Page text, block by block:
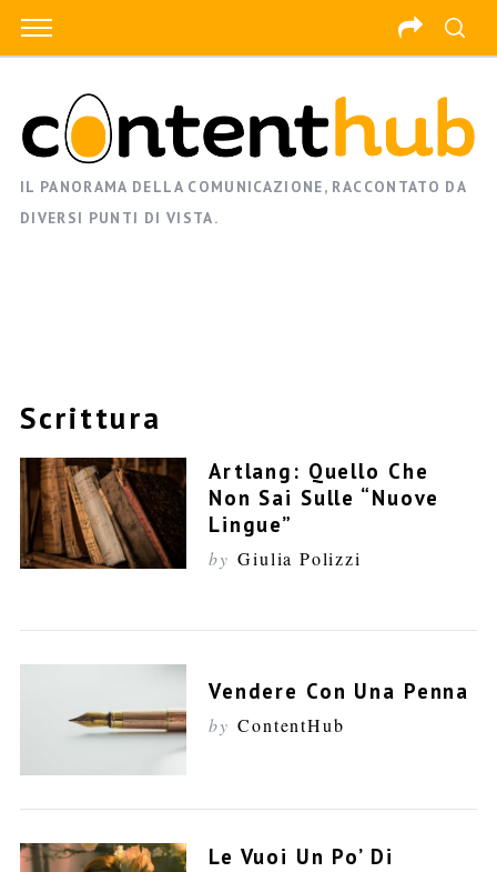
IL PANORAMA DELLA COMUNICAZIONE, RACCONTATO DA
DIVERSI PUNTI DI VISTA.
Scrittura
Artlang: Quello Che
Non Sai Sulle “nuove
Lingue”
by Giulia Polizzi
Vendere Con Una Penna
by ContentHub
Le Vuoi Un Po’ Di